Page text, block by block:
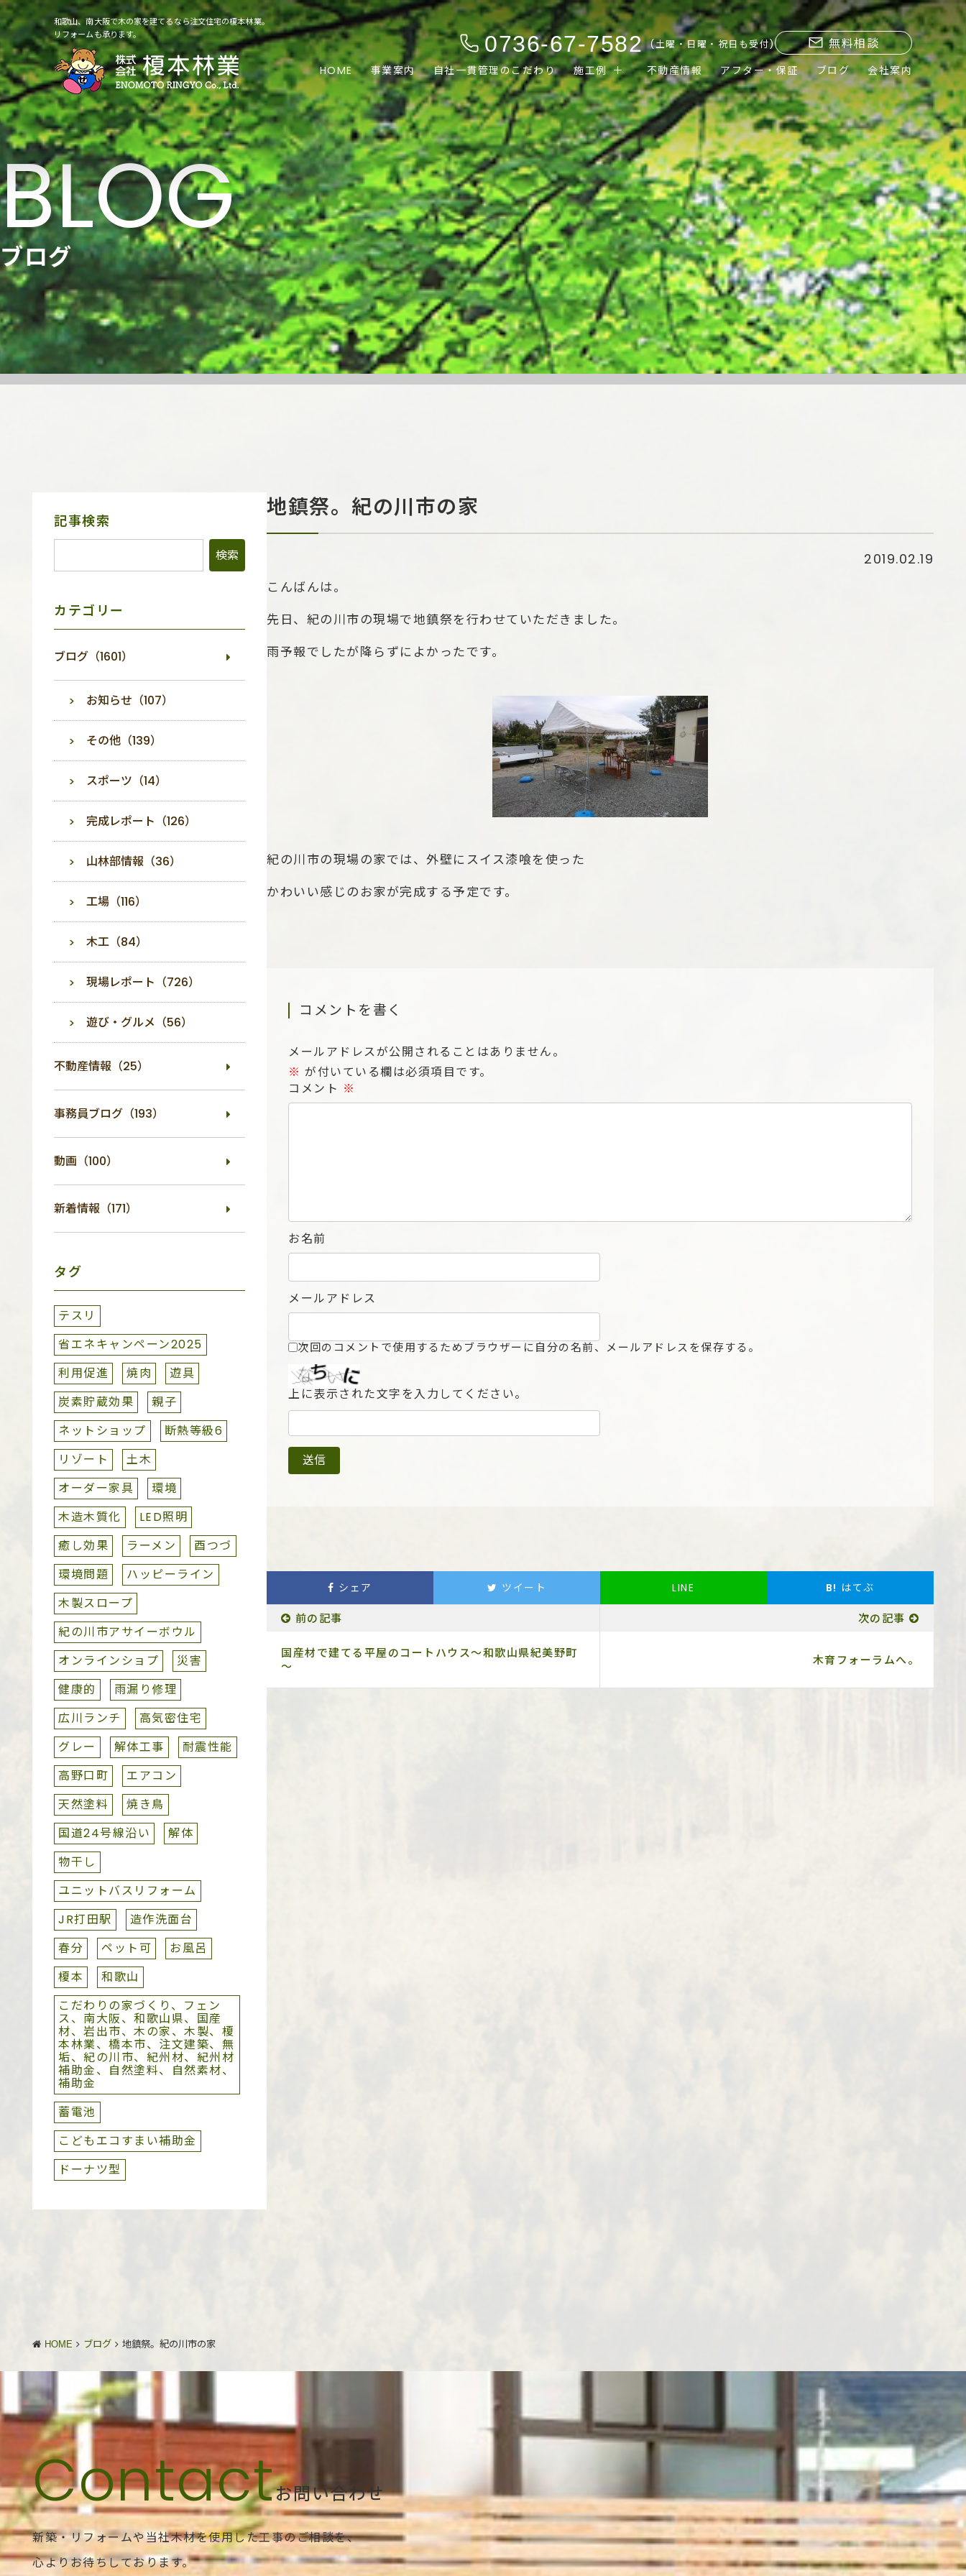
和歌山、南大阪で木の家を建てるなら注文住宅の榎本林業。
リフォームも承ります。
0736-67-7582 (土曜・日曜・祝日も受付) 無料相談
HOME 事業案内 自社一貫管理のこだわり 施工例 不動産情報 アフター・保証 ブログ 会社案内
ブログ
地鎮祭。紀の川市の家
2019.02.19
こんばんは。
先日、紀の川市の現場で地鎮祭を行わせていただきました。
雨予報でしたが降らずによかったです。
紀の川市の現場の家では、外壁にスイス漆喰を使った
かわいい感じのお家が完成する予定です。
コメントを書く
メールアドレスが公開されることはありません。
※ が付いている欄は必須項目です。
コメント ※
お名前
メールアドレス
次回のコメントで使用するためブラウザーに自分の名前、メールアドレスを保存する。
上に表示された文字を入力してください。
シェア ツイート LINE B! はてぶ
前の記事
国産材で建てる平屋のコートハウス～和歌山県紀美野町
～
次の記事
木育フォーラムへ。
サ
ニ
記事検索
カテゴリー
ブログ（1601）
お知らせ（107）
その他（139）
スポーツ（14）
完成レポート（126）
山林部情報（36）
工場（116）
木工（84）
現場レポート（726）
遊び・グルメ（56）
不動産情報（25）
事務員ブログ（193）
動画（100）
新着情報（171）
タグ
テスリ
省エネキャンペーン2025
利用促進
焼肉
遊具
炭素貯蔵効果
親子
ネットショップ
断熱等級6
リゾート
土木
オーダー家具
環境
木造木質化
LED照明
癒し効果
ラーメン
酉つづ
環境問題
ハッピーライン
木製スロープ
紀の川市アサイーボウル
オンラインショプ
災害
健康的
雨漏り修理
広川ランチ
高気密住宅
グレー
解体工事
耐震性能
高野口町
エアコン
天然塗料
焼き鳥
国道24号線沿い
解体
物干し
ユニットバスリフォーム
JR打田駅
造作洗面台
春分
ペット可
お風呂
榎本
和歌山
こだわりの家づくり、フェン
ス、南大阪、和歌山県、国産
材、岩出市、木の家、木製、榎
本林業、橋本市、注文建築、無
垢、紀の川市、紀州材、紀州材
補助金、自然塗料、自然素材、
補助金
蓄電池
こどもエコすまい補助金
ドーナツ型
HOME ブログ 地鎮祭。紀の川市の家
お問い合わせ
新築・リフォームや当社木材を使用した工事のご相談を、
心よりお待ちしております。